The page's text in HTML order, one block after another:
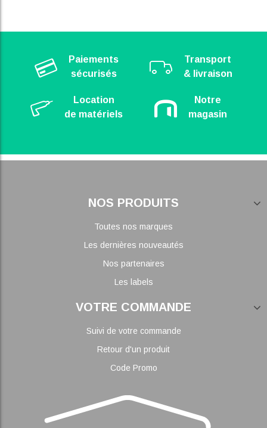
Paiements
sécurisés
Transport
& livraison
Location
de matériels
Notre
magasin
NOS PRODUITS
Toutes nos marques
Les dernières nouveautés
Nos partenaires
Les labels
VOTRE COMMANDE
Suivi de votre commande
Retour d'un produit
Code Promo